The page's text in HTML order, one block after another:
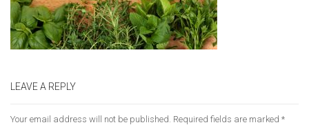
LEAVE A REPLY
Your email address will not be published. Required fields are marked *